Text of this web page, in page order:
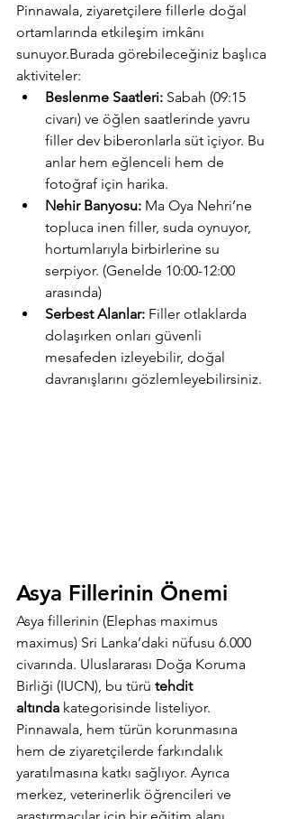
Pinnawala, ziyaretçilere fillerle doğal
ortamlarında etkileşim imkânı
sunuyor.Burada görebileceğiniz başlıca
aktiviteler:
Beslenme Saatleri: Sabah (09:15
civarı) ve öğlen saatlerinde yavru
filler dev biberonlarla süt içiyor. Bu
anlar hem eğlenceli hem de
fotoğraf için harika.
Nehir Banyosu: Ma Oya Nehri’ne
topluca inen filler, suda oynuyor,
hortumlarıyla birbirlerine su
serpiyor. (Genelde 10:00-12:00
arasında)
Serbest Alanlar: Filler otlaklarda
dolaşırken onları güvenli
mesafeden izleyebilir, doğal
davranışlarını gözlemleyebilirsiniz.
Asya Fillerinin Önemi
Asya fillerinin (Elephas maximus
maximus) Sri Lanka’daki nüfusu 6.000
civarında. Uluslararası Doğa Koruma
Birliği (IUCN), bu türü tehdit
altında kategorisinde listeliyor.
Pinnawala, hem türün korunmasına
hem de ziyaretçilerde farkındalık
yaratılmasına katkı sağlıyor. Ayrıca
merkez, veterinerlik öğrencileri ve